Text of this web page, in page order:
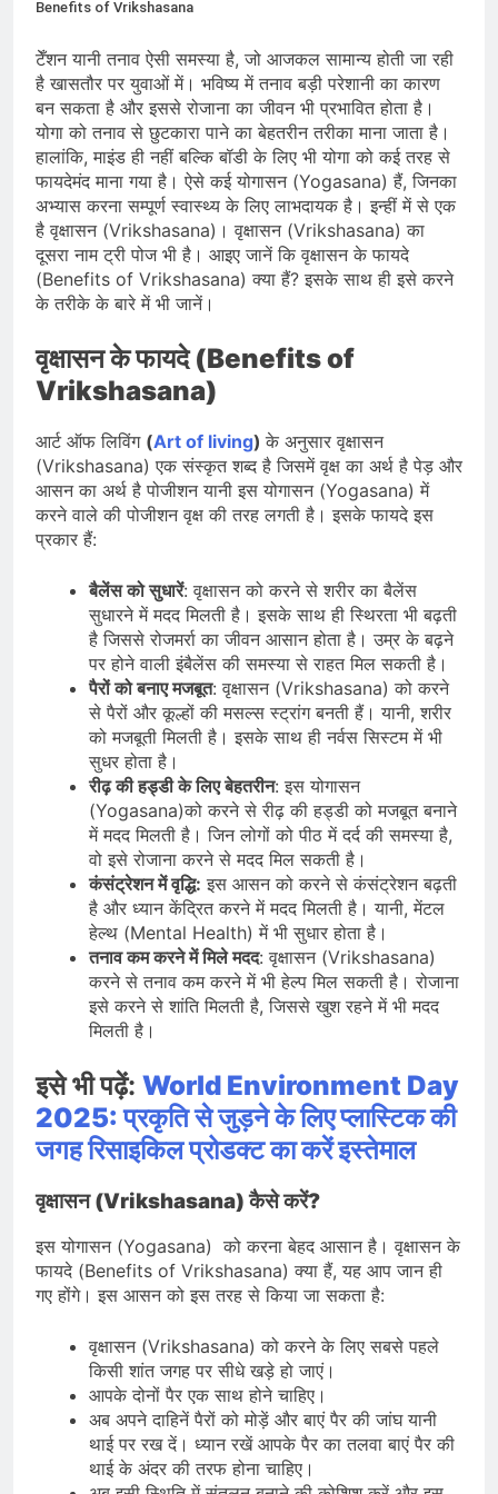
भारत ने 39 पदकों के साथ अभियान चौथे
स्वतंत्रता दिवस से पहले देशभर में ‘हर घर
तिरंगा’ अभियान और सांस्कृतिक कार्यक्रमों की
तैयारियाँ तेज़
August 7, 2026
IMD ने कई राज्यों में भारी बारिश और बाढ़ की
चेतावनी जारी की, उत्तर भारत और पूर्वोत्तर में
हाई अलर्ट
August 7, 2026
Benefits of Vrikshasana
टेँशन यानी तनाव ऐसी समस्या है, जो आजकल सामान्य होती जा रही
है खासतौर पर युवाओं में। भविष्य में तनाव बड़ी परेशानी का कारण
बन सकता है और इससे रोजाना का जीवन भी प्रभावित होता है।
योगा को तनाव से छुटकारा पाने का बेहतरीन तरीका माना जाता है।
हालांकि, माइंड ही नहीं बल्कि बॉडी के लिए भी योगा को कई तरह से
फायदेमंद माना गया है। ऐसे कई योगासन (Yogasana) हैं, जिनका
अभ्यास करना सम्पूर्ण स्वास्थ्य के लिए लाभदायक है। इन्हीं में से एक
है वृक्षासन (Vrikshasana)। वृक्षासन (Vrikshasana) का
दूसरा नाम ट्री पोज भी है। आइए जानें कि वृक्षासन के फायदे
(Benefits of Vrikshasana) क्या हैं? इसके साथ ही इसे करने
के तरीके के बारे में भी जानें।
वृक्षासन के फायदे (Benefits of
Vrikshasana)
आर्ट ऑफ लिविंग (Art of living)के अनुसार वृक्षासन
(Vrikshasana) एक संस्कृत शब्द है जिसमें वृक्ष का अर्थ है पेड़ और
आसन का अर्थ है पोजीशन यानी इस योगासन (Yogasana) में
करने वाले की पोजीशन वृक्ष की तरह लगती है। इसके फायदे इस
प्रकार हैं:
बैलेंस को सुधारें: वृक्षासन को करने से शरीर का बैलेंस
सुधारने में मदद मिलती है। इसके साथ ही स्थिरता भी बढ़ती
है जिससे रोजमर्रा का जीवन आसान होता है। उम्र के बढ़ने
पर होने वाली इंबैलेंस की समस्या से राहत मिल सकती है।
पैरों को बनाए मजबूत: वृक्षासन (Vrikshasana) को करने
से पैरों और कूल्हों की मसल्स स्ट्रांग बनती हैं। यानी, शरीर
को मजबूती मिलती है। इसके साथ ही नर्वस सिस्टम में भी
सुधर होता है।
रीढ़ की हड्डी के लिए बेहतरीन: इस योगासन
(Yogasana)को करने से रीढ़ की हड्डी को मजबूत बनाने
में मदद मिलती है। जिन लोगों को पीठ में दर्द की समस्या है,
वो इसे रोजाना करने से मदद मिल सकती है।
कंसंट्रेशन में वृद्धि: इस आसन को करने से कंसंट्रेशन बढ़ती
है और ध्यान केंद्रित करने में मदद मिलती है। यानी, मेंटल
हेल्थ (Mental Health) में भी सुधार होता है।
तनाव कम करने में मिले मदद: वृक्षासन (Vrikshasana)
करने से तनाव कम करने में भी हेल्प मिल सकती है। रोजाना
इसे करने से शांति मिलती है, जिससे खुश रहने में भी मदद
मिलती है।
इसे भी पढ़ें: World Environment Day
2025: प्रकृति से जुड़ने के लिए प्लास्टिक की
जगह रिसाइकिल प्रोडक्ट का करें इस्तेमाल
वृक्षासन (Vrikshasana) कैसे करें?
इस योगासन (Yogasana) को करना बेहद आसान है। वृक्षासन के
फायदे (Benefits of Vrikshasana) क्या हैं, यह आप जान ही
गए होंगे। इस आसन को इस तरह से किया जा सकता है:
वृक्षासन (Vrikshasana) को करने के लिए सबसे पहले
किसी शांत जगह पर सीधे खड़े हो जाएं।
आपके दोनों पैर एक साथ होने चाहिए।
अब अपने दाहिनें पैरों को मोड़ें और बाएं पैर की जांघ यानी
थाई पर रख दें। ध्यान रखें आपके पैर का तलवा बाएं पैर की
थाई के अंदर की तरफ होना चाहिए।